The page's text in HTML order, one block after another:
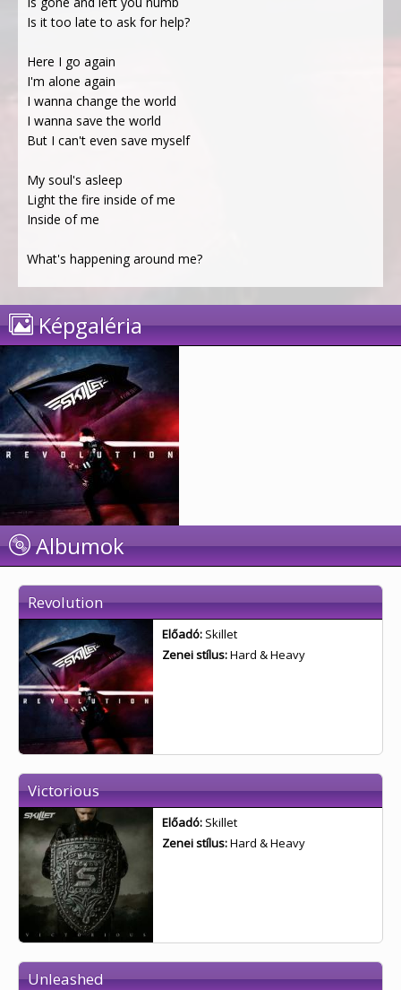
Is it too late to ask for help?
Here I go again
I'm alone again
I wanna change the world
I wanna save the world
But I can't even save myself
My soul's asleep
Light the fire inside of me
Inside of me
What's happening around me?
Képgaléria
Albumok
Revolution
Előadó: Skillet
Zenei stílus:Hard & Heavy
Victorious
Előadó: Skillet
Zenei stílus:Hard & Heavy
Unleashed